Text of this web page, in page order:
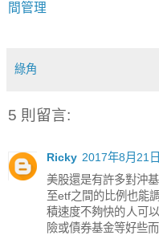
間管理
綠角
5 則留言:
Ricky 2017年8月21
美股還是有許多對沖
至etf之間的比例也能
積速度不夠快的人可
險或債券基金等好些